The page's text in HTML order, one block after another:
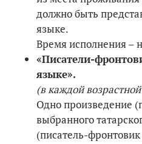
должно быть
языке.
Время исполнения –
«Писатели-
языке».
(в каждой
Одно произведение
выбранного
(писатель-